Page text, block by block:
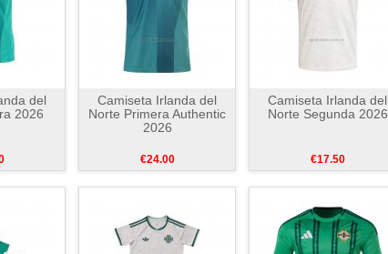
del
2026
Camiseta Irlanda del
Norte Primera Authentic
2026
€24.00
Camiseta Irlanda del
Norte Segunda 2026
€17.50